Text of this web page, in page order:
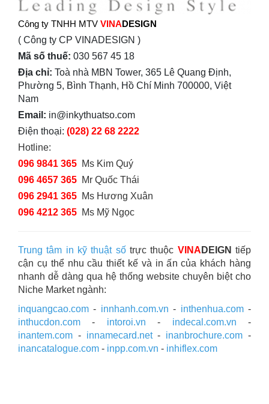
Công ty TNHH MTV VINADESIGN
( Công ty CP VINADESIGN )
Mã số thuế: 030 567 45 18
Địa chỉ: Toà nhà MBN Tower, 365 Lê Quang Định,
Phường 5, Bình Thạnh, Hồ Chí Minh 700000, Việt
Nam
Email: in@inkythuatso.com
Điện thoại: (028) 22 68 2222
Hotline:
096 9841 365 Ms Kim Quý
096 4657 365 Mr Quốc Thái
096 2941 365 Ms Hương Xuân
096 4212 365 Ms Mỹ Ngọc
Trung tâm in kỹ thuật sốtrực thuộc VINA DEIGN tiếp
cận cụ thể nhu cầu thiết kế và in ấn của khách hàng
nhanh dễ dàng qua hệ thống website chuyên biệt cho
Niche Market ngành:
inquangcao.com - innhanh.com.vn - inthenhua.com-
inthucdon.com - intoroi.vn - indecal.com.vn -
inantem.com - innamecard.net- inanbrochure.com -
inancatalogue.com - inpp.com.vn - inhiflex.com